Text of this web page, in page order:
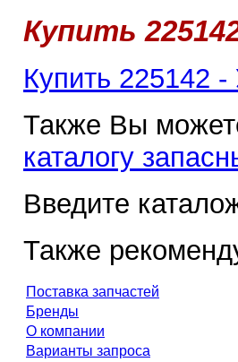
Купить
Купить 225142
Также Вы
каталогу
Введите
Также
Поставка запчастей
Бренды
О компании
Варианты запроса